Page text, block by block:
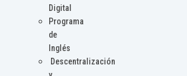
Digital
Programa
de
Inglés
Descentralización